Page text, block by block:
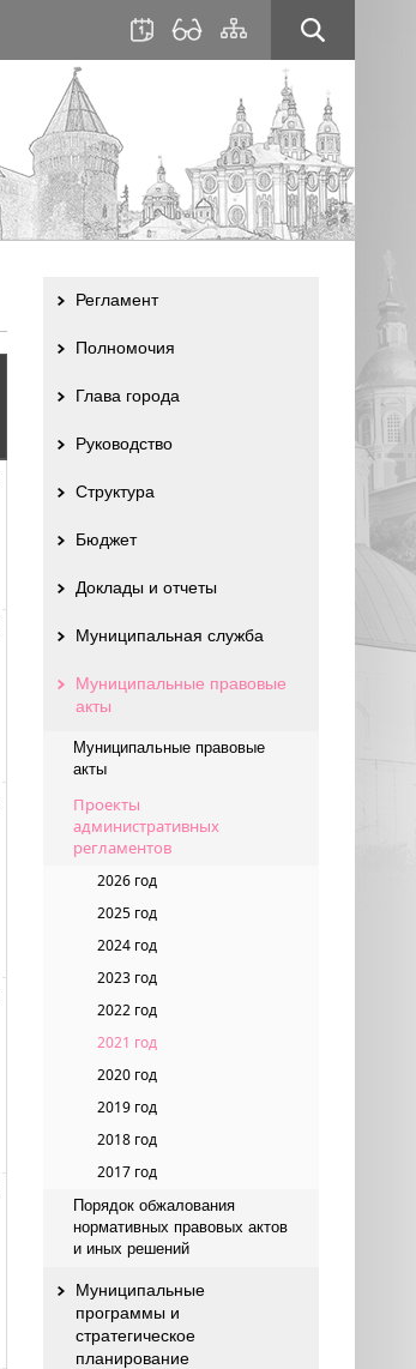
Регламент
Полномочия
Глава города
Руководство
Структура
Бюджет
Доклады и отчеты
Муниципальная служба
Муниципальные правовые
акты
Муниципальные правовые
акты
Проекты
административных
регламентов
2026 год
2025 год
2024 год
2023 год
2022 год
2021 год
2020 год
2019 год
2018 год
2017 год
Порядок обжалования
нормативных правовых актов
и иных решений
Муниципальные
программы и
стратегическое
планирование